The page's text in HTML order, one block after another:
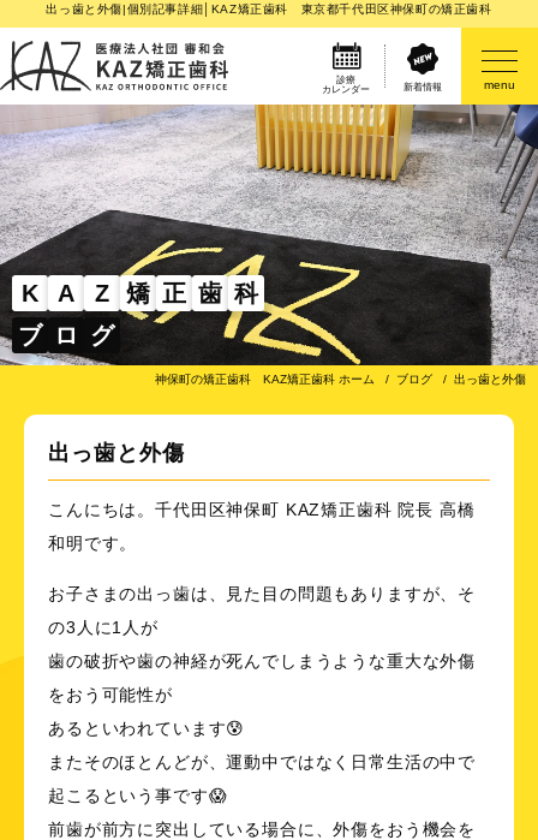
出っ歯と外傷|個別記事詳細│KAZ矯正歯科 東京都千代田区神保町の矯正歯科
診療
カレンダー
新着情報 menu
K A Z 矯 正 歯 科
ブ ロ グ
神保町の矯正歯科 KAZ矯正歯科 ホーム ブログ 出っ歯と外傷
出っ歯と外傷
こんにちは。千代田区神保町 KAZ矯正歯科 院長 高橋
和明です。
お子さまの出っ歯は、見た目の問題もありますが、そ
の3人に1人が
歯の破折や歯の神経が死んでしまうような重大な外傷
をおう可能性が
あるといわれています😰
またそのほとんどが、運動中ではなく日常生活の中で
起こるという事です😱
前歯が前方に突出している場合に、外傷をおう機会を
医院案内
矯正歯科治療のご案内
矯正装置のご紹介
その他